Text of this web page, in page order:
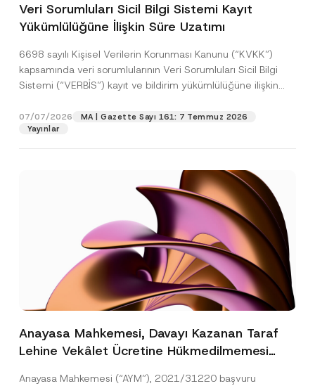
Veri Sorumluları Sicil Bilgi Sistemi Kayıt
Yükümlülüğüne İlişkin Süre Uzatımı
6698 sayılı Kişisel Verilerin Korunması Kanunu (“KVKK”)
kapsamında veri sorumlularının Veri Sorumluları Sicil Bilgi
Sistemi (“VERBİS”) kayıt ve bildirim yükümlülüğüne ilişkin
07/07/2026
MA | Gazette Sayı 161: 7 Temmuz 2026
Yayınlar
Anayasa Mahkemesi, Davayı Kazanan Taraf
Lehine Vekâlet Ücretine Hükmedilmemesi
Anayasa Mahkemesi (“AYM”), 2021/31220 başvuru